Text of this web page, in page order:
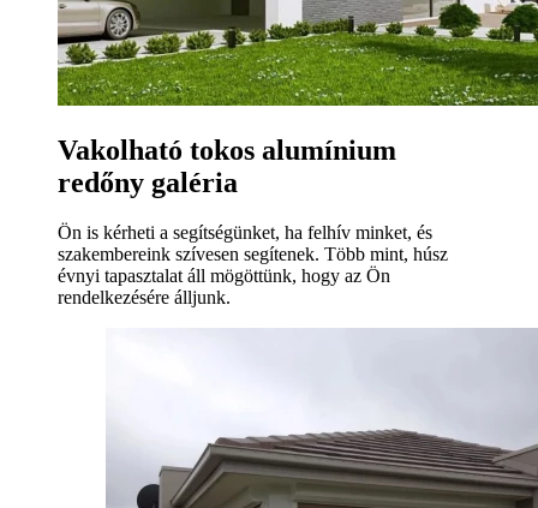
Vakolható tokos alumínium
redőny galéria
Ön is kérheti a segítségünket, ha felhív minket, és
szakembereink szívesen segítenek. Több mint, húsz
évnyi tapasztalat áll mögöttünk, hogy az Ön
rendelkezésére álljunk.